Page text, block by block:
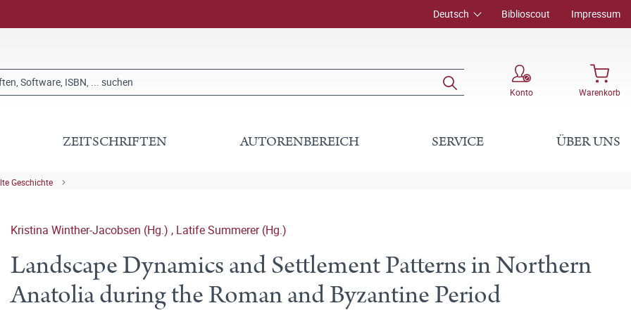
Deutsch Biblioscout Impressum
Konto Warenkorb
ZEITSCHRIFTEN AUTORENBEREICH SERVICE ÜBER UNS
Geschichte
Kristina Winther-Jacobsen (Hg.) , Latife Summerer (Hg.)
Landscape Dynamics and Settlement Patterns in Northern
Anatolia during the Roman and Byzantine Period